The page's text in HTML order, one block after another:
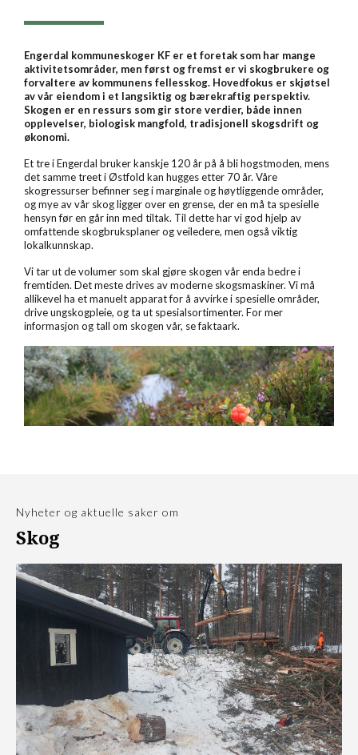
Engerdal kommuneskoger KF er et foretak som har mange
aktivitetsområder, men først og fremst er vi skogbrukere og
forvaltere av kommunens fellesskog. Hovedfokus er skjøtsel
av vår eiendom i et langsiktig og bærekraftig perspektiv.
Skogen er en ressurs som gir store verdier, både innen
opplevelser, biologisk mangfold, tradisjonell skogsdrift og
økonomi.
Et tre i Engerdal bruker kanskje 120 år på å bli hogstmoden, mens
det samme treet i Østfold kan hugges etter 70 år. Våre
skogressurser befinner seg i marginale og høytliggende områder,
og mye av vår skog ligger over en grense, der en må ta spesielle
hensyn før en går inn med tiltak. Til dette har vi god hjelp av
omfattende skogbruksplaner og veiledere, men også viktig
lokalkunnskap.
Vi tar ut de volumer som skal gjøre skogen vår enda bedre i
fremtiden. Det meste drives av moderne skogsmaskiner. Vi må
allikevel ha et manuelt apparat for å avvirke i spesielle områder,
drive ungskogpleie, og ta ut spesialsortimenter. For mer
informasjon og tall om skogen vår, se faktaark.
Nyheter og aktuelle saker om
Skog